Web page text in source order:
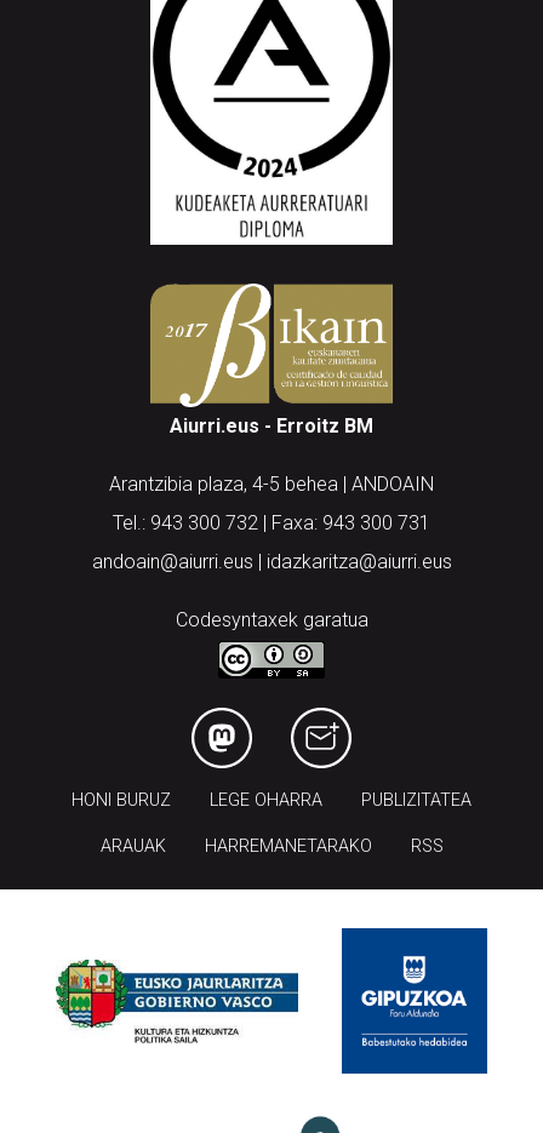
Aiurri.eus - Erroitz BM
Arantzibia plaza, 4-5 behea | ANDOAIN
Tel.: 943 300 732 | Faxa: 943 300 731
andoain@aiurri.eus | idazkaritza@aiurri.eus
Codesyntaxek garatua
HONI BURUZ LEGE OHARRA PUBLIZITATEA
ARAUAK HARREMANETARAKO RSS